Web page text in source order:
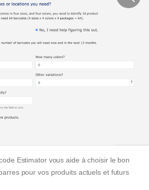
Estimator vous aide à choisir le bon
pour vos produits actuels et futurs